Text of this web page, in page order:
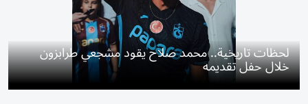
لحظات تاريخية.. محمد صلاح يقود مشجعي طرابزون
خلال حفل تقديمه